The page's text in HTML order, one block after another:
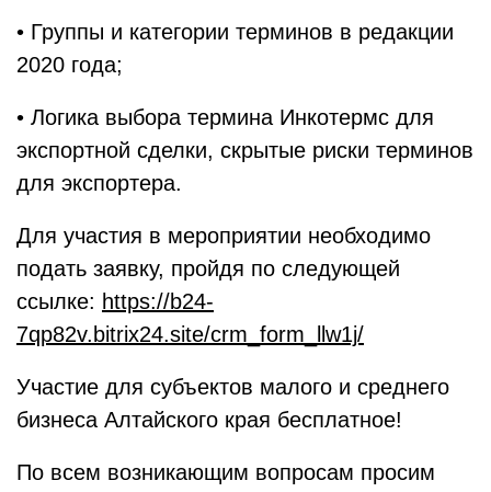
• Группы и категории терминов в редакции
2020 года;
• Логика выбора термина Инкотермс для
экспортной сделки, скрытые риски терминов
для экспортера.
Для участия в мероприятии необходимо
подать заявку, пройдя по следующей
ссылке: https://b24-
7qp82v.bitrix24.site/crm_form_llw1j/
Участие для субъектов малого и среднего
бизнеса Алтайского края бесплатное!
По всем возникающим вопросам просим